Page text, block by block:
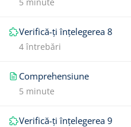
Verifică-ți înțelegerea 8
4 întrebări
Comprehensiune
5 minute
Verifică-ți înțelegerea 9